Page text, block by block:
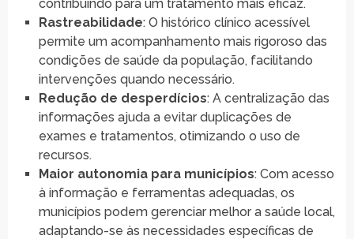
contribuindo para um tratamento mais eficaz.
Rastreabilidade: O histórico clínico acessível
permite um acompanhamento mais rigoroso das
condições de saúde da população, facilitando
intervenções quando necessário.
Redução de desperdícios: A centralização das
informações ajuda a evitar duplicações de
exames e tratamentos, otimizando o uso de
recursos.
Maior autonomia para municípios: Com acesso
à informação e ferramentas adequadas, os
municípios podem gerenciar melhor a saúde local,
adaptando-se às necessidades específicas de